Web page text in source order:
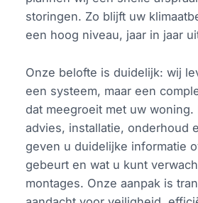
storingen. Zo blijft uw
een hoog niveau, jaar in jaar
Onze belofte is duidelijk: wij
een systeem, maar een
dat meegroeit met uw woning.
advies, installatie, onderhoud
geven u duidelijke informatie
gebeurt en wat u kunt
montages. Onze aanpak is